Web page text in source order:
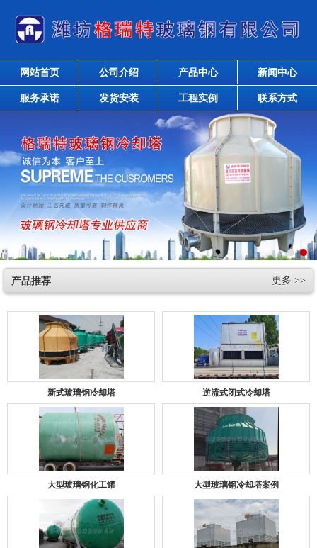
网站首页 公司介绍 产品中心 新闻中心
服务承诺 发货安装 工程实例 联系方式
产品推荐 更多 >>
新式玻璃钢冷却塔 逆流式闭式冷却塔
大型玻璃钢化工罐 大型玻璃钢冷却塔案例